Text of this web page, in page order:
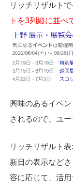
リッチリザルト
トを3列縦に並べ
興味のあるイベ
されるので、ユ
リッチリザルト
新日の表示など
容に応じて、活用